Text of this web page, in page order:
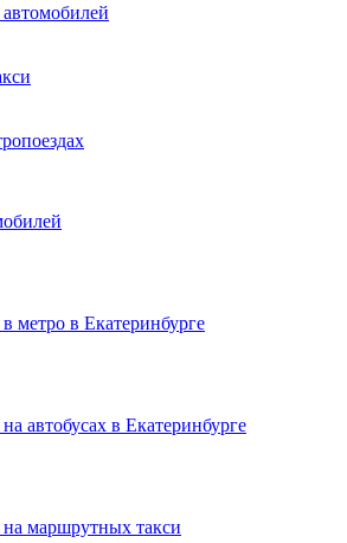
метро в Екатеринбурге
автобусах в Екатеринбурге
маршрутных такси